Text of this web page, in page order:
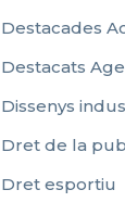
Destacades
Destacats
Dissenys
Dret de la
Dret esportiu